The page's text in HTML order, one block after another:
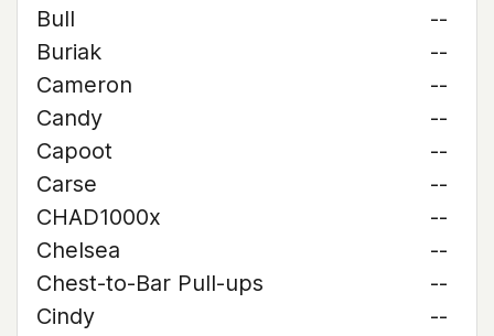
Bull
--
Buriak
--
Cameron
--
Candy
--
Capoot
--
Carse
--
CHAD1000x
--
Chelsea
--
Chest-to-Bar Pull-ups
--
Cindy
--